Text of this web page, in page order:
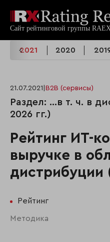
2021 2020
21.07.2021 B2B (сервисы)
Раздел: …в т. ч. в
2026 гг.)
Рейтинг ИТ-
выручке в
дистрибуции
Рейтинг
Методика